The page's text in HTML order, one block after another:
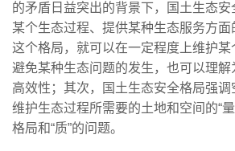
的矛盾日益突出的背景下，国土生态
某个生态过程、提供某种生态服务方
这个格局，就可以在一定程度上维护某
避免某种生态问题的发生，也可以理
高效性；其次，国土生态安全格局强
维护生态过程所需要的土地和空间的“
格局和“质”的问题。